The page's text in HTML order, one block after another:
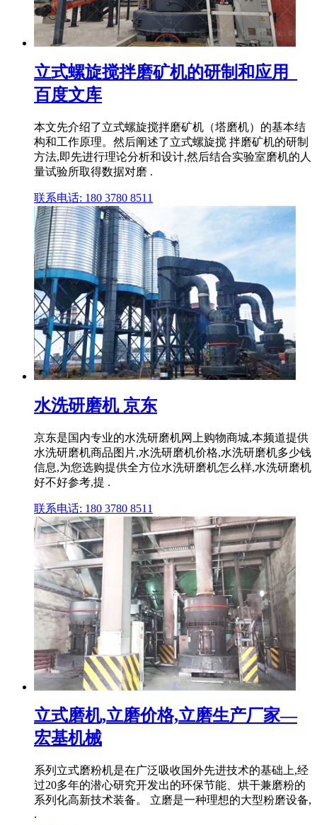
立式螺旋搅拌磨矿机的研制和应用_
百度文库
本文先介绍了立式螺旋搅拌磨矿机（塔磨机）的基本结
构和工作原理。然后阐述了立式螺旋搅 拌磨矿机的研制
方法,即先进行理论分析和设计,然后结合实验室磨机的人
量试验所取得数据对磨 .
联系电话: 180 3780 8511
水洗研磨机 京东
京东是国内专业的水洗研磨机网上购物商城,本频道提供
水洗研磨机商品图片,水洗研磨机价格,水洗研磨机多少钱
信息,为您选购提供全方位水洗研磨机怎么样,水洗研磨机
好不好参考,提 .
联系电话: 180 3780 8511
立式磨机,立磨价格,立磨生产厂家—
宏基机械
系列立式磨粉机是在广泛吸收国外先进技术的基础上,经
过20多年的潜心研究开发出的环保节能、烘干兼磨粉的
系列化高新技术装备。 立磨是一种理想的大型粉磨设备,
.